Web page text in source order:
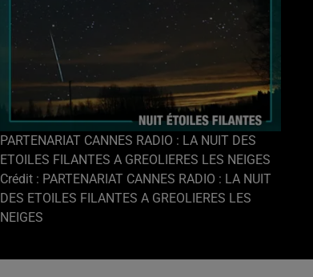
PARTENARIAT CANNES RADIO : LA NUIT DES
ETOILES FILANTES A GREOLIERES LES NEIGES
Crédit : PARTENARIAT CANNES RADIO : LA NUIT
DES ETOILES FILANTES A GREOLIERES LES
NEIGES